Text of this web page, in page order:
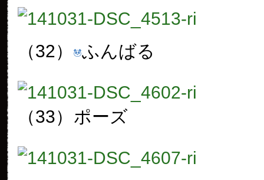
（32） ふんばる
（33） ポーズ